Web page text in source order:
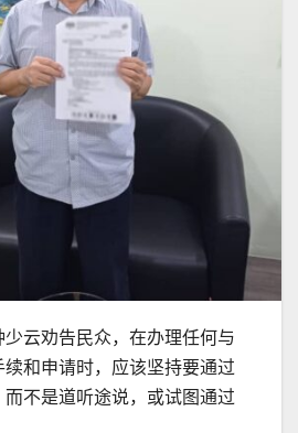
云劝告民众，在办理任何与
和申请时，应该坚持要通过
不是道听途说，或试图通过